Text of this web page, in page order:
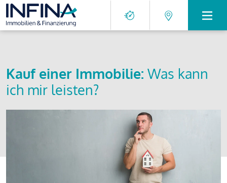
Kauf einer Immobilie: Was kann
ich mir leisten?